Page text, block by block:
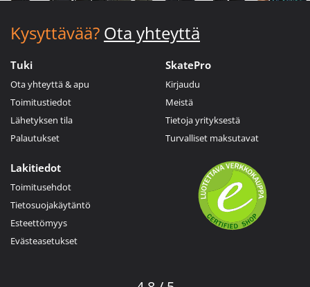
Kysyttävää? Ota yhteyttä
Tuki
Ota yhteyttä & apu
Toimitustiedot
Lähetyksen tila
Palautukset
SkatePro
Kirjaudu
Meistä
Tietoja yrityksestä
Turvalliset maksutavat
Lakitiedot
Toimitusehdot
Tietosuojakäytäntö
Esteettömyys
Evästeasetukset